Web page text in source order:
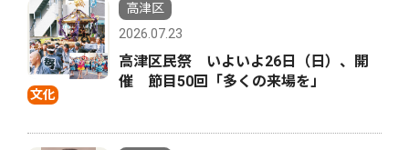
文化
高津区
2026.07.23
高津区民祭 いよいよ26日（日）、開
催 節目50回「多くの来場を」